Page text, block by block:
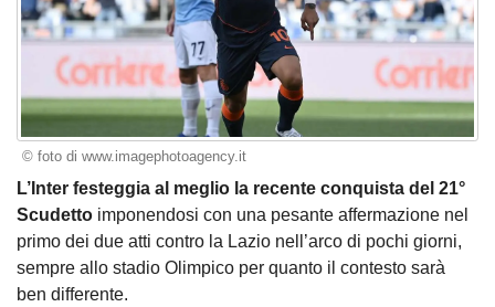
© foto di www.imagephotoagency.it
L’Inter festeggia al meglio la recente conquista del 21°
Scudetto imponendosi con una pesante affermazione nel
primo dei due atti contro la Lazio nell’arco di pochi giorni,
sempre allo stadio Olimpico per quanto il contesto sarà
ben differente.